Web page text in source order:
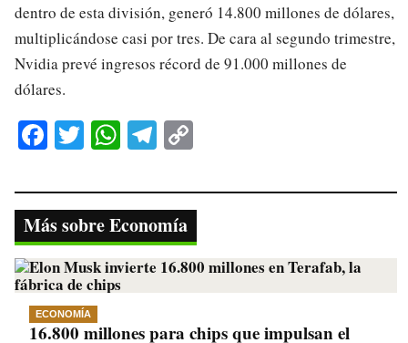
dentro de esta división, generó 14.800 millones de dólares,
multiplicándose casi por tres. De cara al segundo trimestre,
Nvidia prevé ingresos récord de 91.000 millones de
dólares.
Fa
bo
ok
T
tte
r
W
ts
A
pp
Te
gr
a
m
y
Li
nk
Más sobre Economía
ECONOMÍA
16.800 millones para chips que impulsan el